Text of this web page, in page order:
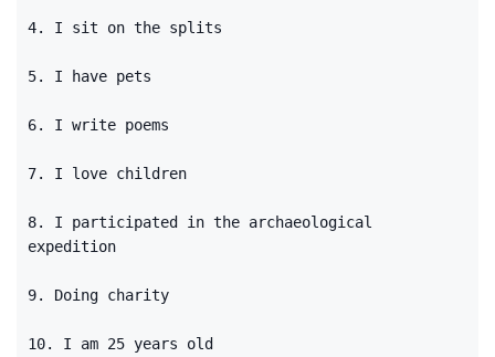
4. I sit on the splits
5. I have pets
6. I write poems
7. I love children
8. I participated in the archaeological
expedition
9. Doing charity
10. I am 25 years old